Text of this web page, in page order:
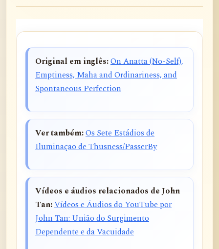
Original em inglês:On Anatta (No-Self),
Emptiness, Maha and Ordinariness, and
Spontaneous Perfection
Ver também:Os Sete Estádios de
Iluminação de Thusness/PasserBy
Vídeos e áudios relacionados de John
Tan:Vídeos e Áudios do YouTube por
John Tan: União do Surgimento
Dependente e da Vacuidade